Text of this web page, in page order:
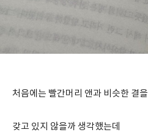
처음에는 빨간머리 앤과 비슷한 결을
갖고 있지 않을까 생각했는데